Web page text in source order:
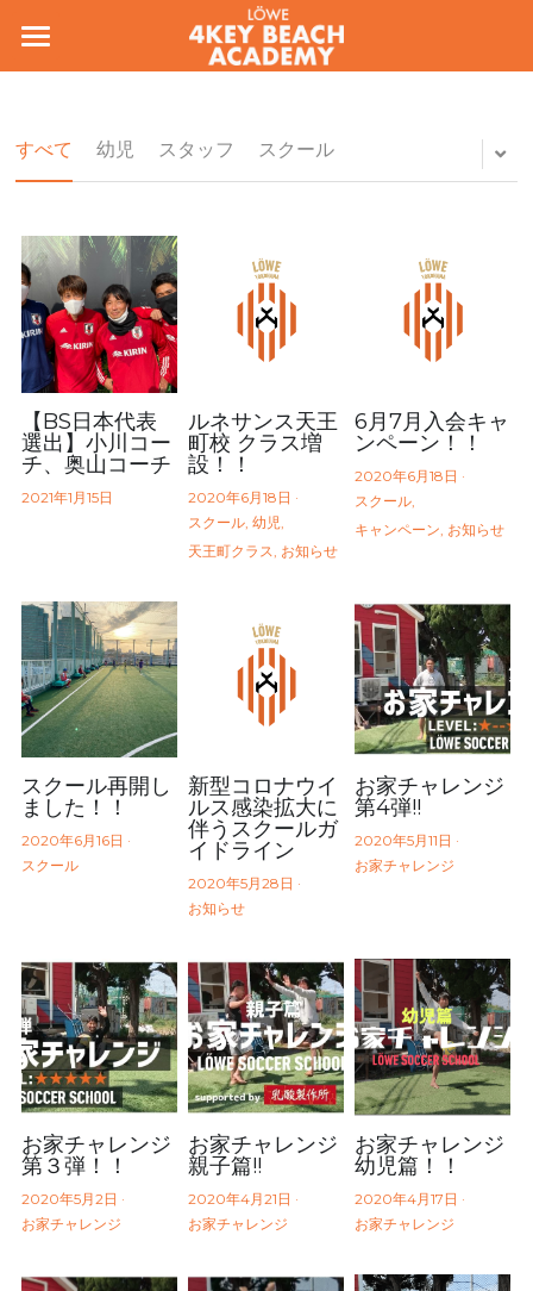
ホーム
コンセプト
スタッフ
お問い合わせ
入会フォーム
アカデミー規約
各種変更のお手続き
まずは無料体験からスタート！
すべて 幼児 スタッフ スクール
【BS日本代表
選出】小川コー
チ、奥山コーチ
2021年1月15日
ルネサンス天王
町校 クラス増
設！！
2020年6月18日 ·
スクール, 幼児,
天王町クラス, お知らせ
6月7月入会キャ
ンペーン！！
2020年6月18日 ·
スクール,
キャンペーン, お知らせ
スクール再開し
ました！！
2020年6月16日 ·
スクール
新型コロナウイ
ルス感染拡大に
伴うスクールガ
イドライン
2020年5月28日 ·
お知らせ
お家チャレンジ
第4弾!!
2020年5月11日 ·
お家チャレンジ
お家チャレンジ
第３弾！！
2020年5月2日 ·
お家チャレンジ
お家チャレンジ
親子篇!!
2020年4月21日 ·
お家チャレンジ
お家チャレンジ
幼児篇！！
2020年4月17日 ·
お家チャレンジ